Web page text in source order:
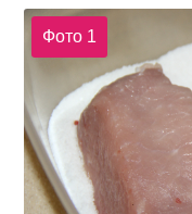
Фото 1